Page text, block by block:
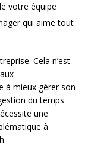
votre équipe
qui aime tout
Cela n’est
à mieux gérer son
du temps
une
à